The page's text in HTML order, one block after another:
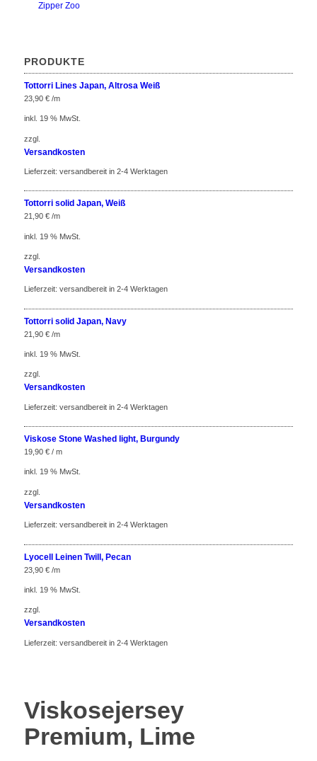
Zipper Zoo
PRODUKTE
Tottorri Lines Japan, Altrosa Weiß
23,90 €/m
inkl. 19 % MwSt.
zzgl.
Versandkosten
Lieferzeit: versandbereit in 2-4 Werktagen
Tottorri solid Japan, Weiß
21,90 €/m
inkl. 19 % MwSt.
zzgl.
Versandkosten
Lieferzeit: versandbereit in 2-4 Werktagen
Tottorri solid Japan, Navy
21,90 €/m
inkl. 19 % MwSt.
zzgl.
Versandkosten
Lieferzeit: versandbereit in 2-4 Werktagen
Viskose Stone Washed light, Burgundy
19,90 €/ m
inkl. 19 % MwSt.
zzgl.
Versandkosten
Lieferzeit: versandbereit in 2-4 Werktagen
Lyocell Leinen Twill, Pecan
23,90 €/m
inkl. 19 % MwSt.
zzgl.
Versandkosten
Lieferzeit: versandbereit in 2-4 Werktagen
Viskosejersey
Premium, Lime